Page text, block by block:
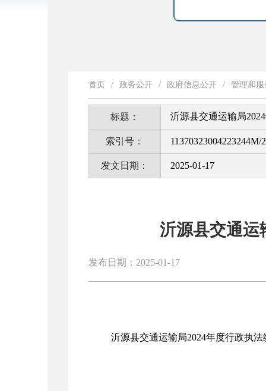
首页 / 政务公开 / 政府信息公开 / 管理和
标题： 沂源县交通运输局
索引号： 11370323004223244M/
发文日期： 2025-01-17
沂源县交通运
发布日期：2025-01-17
沂源县交通运输局2024年度行政执